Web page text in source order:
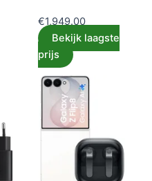
€1,949.00
Bekijk laagste
prijs